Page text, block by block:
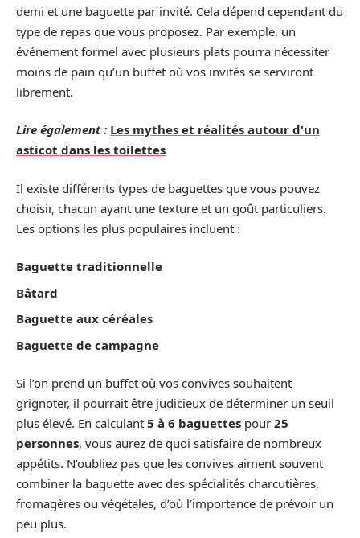
demi et une baguette par invité. Cela dépend cependant du
type de repas que vous proposez. Par exemple, un
événement formel avec plusieurs plats pourra nécessiter
moins de pain qu’un buffet où vos invités se serviront
librement.
Lire également : Les mythes et réalités autour d'un
asticot dans les toilettes
Il existe différents types de baguettes que vous pouvez
choisir, chacun ayant une texture et un goût particuliers.
Les options les plus populaires incluent :
Baguette traditionnelle
Bâtard
Baguette aux céréales
Baguette de campagne
Si l’on prend un buffet où vos convives souhaitent
grignoter, il pourrait être judicieux de déterminer un seuil
plus élevé. En calculant 5 à 6 baguettes pour 25
personnes, vous aurez de quoi satisfaire de nombreux
appétits. N’oubliez pas que les convives aiment souvent
combiner la baguette avec des spécialités charcutières,
fromagères ou végétales, d’où l’importance de prévoir un
peu plus.